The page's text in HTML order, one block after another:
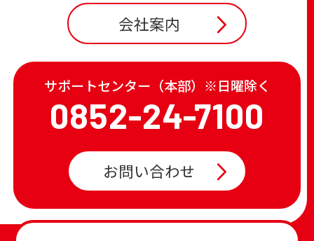
会社案内
サポートセンター（本部）※日曜除く
0852-24-7100
お問い合わせ